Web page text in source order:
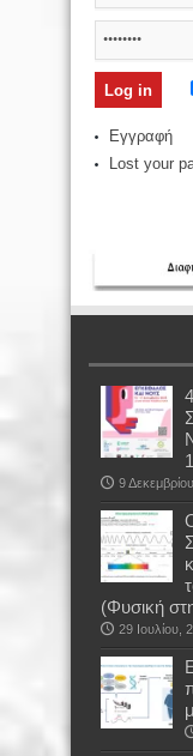
Εγγραφή
Lost your
9
(Φυσική
29 Ιουλίου,